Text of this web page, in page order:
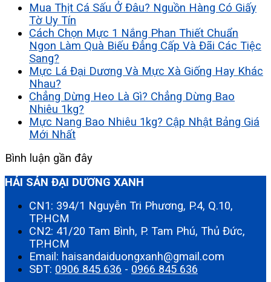
Mua Thịt Cá Sấu Ở Đâu? Nguồn Hàng Có Giấy
Tờ Uy Tín
Cách Chọn Mực 1 Nắng Phan Thiết Chuẩn
Ngon Làm Quà Biếu Đẳng Cấp Và Đãi Các Tiệc
Sang?
Mực Lá Đại Dương Và Mực Xà Giống Hay Khác
Nhau?
Chẳng Dừng Heo Là Gì? Chẳng Dừng Bao
Nhiêu 1kg?
Mực Nang Bao Nhiêu 1kg? Cập Nhật Bảng Giá
Mới Nhất
Bình luận gần đây
HẢI SẢN ĐẠI DƯƠNG XANH
CN1: 394/1 Nguyễn Tri Phương, P.4, Q.10,
TP.HCM
CN2: 41/20 Tam Bình, P. Tam Phú, Thủ Đức,
TP.HCM
Email: haisandaiduongxanh@gmail.com
SĐT: 0906 845 636 - 0966 845 636